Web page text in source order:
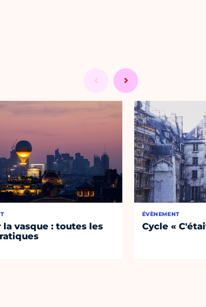
la vasque : toutes les
ÉVÈNEMENT
Cycle «